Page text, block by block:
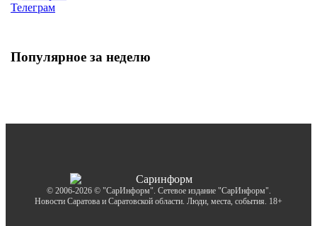
Телеграм
Популярное за неделю
© 2006-2026 © "СарИнформ". Сетевое издание "СарИнформ".
Новости Саратова и Саратовской области. Люди, места, события. 18+